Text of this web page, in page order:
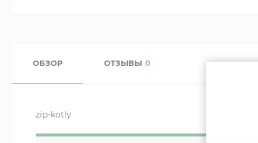
ОБЗОР ОТЗЫВЫ 0
zip-kotly